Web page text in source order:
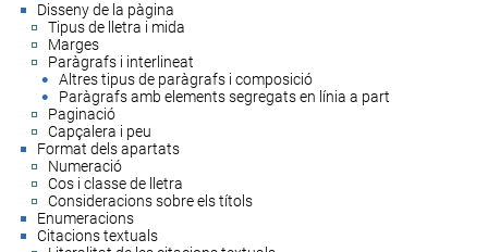
Disseny de la pàgina
Tipus de lletra i mida
Marges
Paràgrafs i interlineat
Altres tipus de paràgrafs i composició
Paràgrafs amb elements segregats en línia a part
Paginació
Capçalera i peu
Format dels apartats
Numeració
Cos i classe de lletra
Consideracions sobre els títols
Enumeracions
Citacions textuals